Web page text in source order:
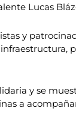
Lucas
y
y se
a